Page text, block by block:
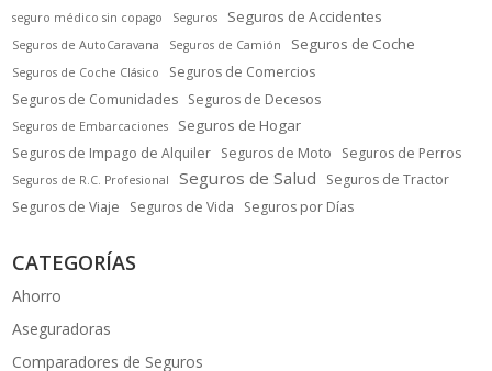
seguro médico sin copago
Seguros Seguros de Accidentes
Seguros de AutoCaravana Seguros de Camión Seguros de Coche
Seguros de Coche Clásico
Seguros de Comercios
Seguros de Comunidades Seguros de Decesos
Seguros de Embarcaciones Seguros de Hogar
Seguros de Impago de Alquiler Seguros de Moto Seguros de Perros
Seguros de R.C. Profesional Seguros de Salud
Seguros de Tractor
Seguros de Viaje
Seguros de Vida Seguros por Días
CATEGORÍAS
Ahorro
Aseguradoras
Comparadores de Seguros